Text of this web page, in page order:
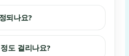
되나요?
도 걸리나요?